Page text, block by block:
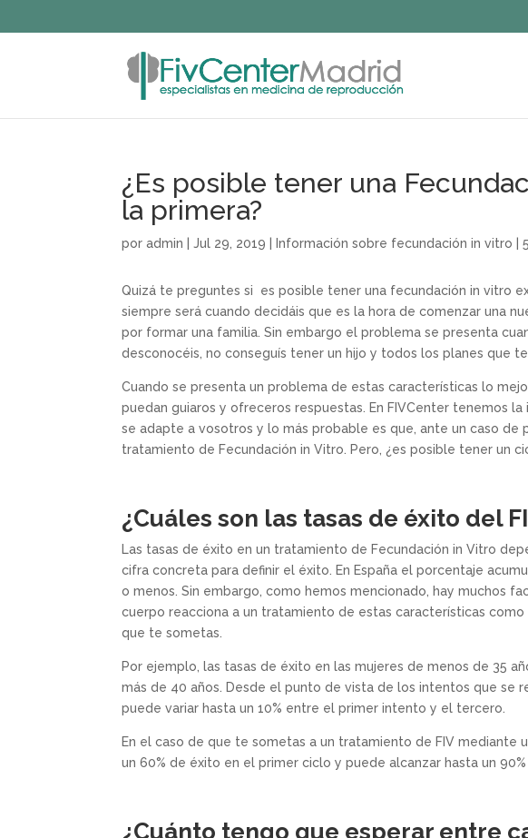
¿Es posible tener una
la primera?
poradmin |Jul 29, 2019 Información sobre fecundación in vitro |
Quizá te preguntes si es posible tener una fecundación in vitro
siempre será cuando decidáis que es la hora de comenzar una
por formar una familia. Sin embargo el problema se presenta
desconocéis, no conseguís tener un hijo y todos los planes que
Cuando se presenta un problema de estas características lo
puedan guiaros y ofreceros respuestas. En FIVCenter tenemos
se adapte a vosotros y lo más probable es que, ante un caso de
tratamiento de Fecundación in Vitro. Pero, ¿es posible tener un
¿Cuáles son las tasas de éxito del
Las tasas de éxito en un tratamiento de Fecundación in Vitro
cifra concreta para definir el éxito. En España el porcentaje
o menos. Sin embargo, como hemos mencionado, hay muchos
cuerpo reacciona a un tratamiento de estas características
que te sometas.
Por ejemplo, las tasas de éxito en las mujeres de menos de 35
más de 40 años. Desde el punto de vista de los intentos que se
puede variar hasta un 10% entre el primer intento y el tercero.
En el caso de que te sometas a un tratamiento de FIV mediante
un 60% de éxito en el primer ciclo y puede alcanzar hasta un
¿Cuánto tengo que esperar entre